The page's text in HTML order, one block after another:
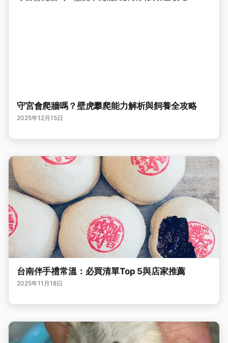
守宮會爬牆嗎？壁虎攀爬能力解析與飼養全攻略
2025年12月15日
台南伴手禮常溫：必買清單Top 5與店家推薦
2025年11月18日